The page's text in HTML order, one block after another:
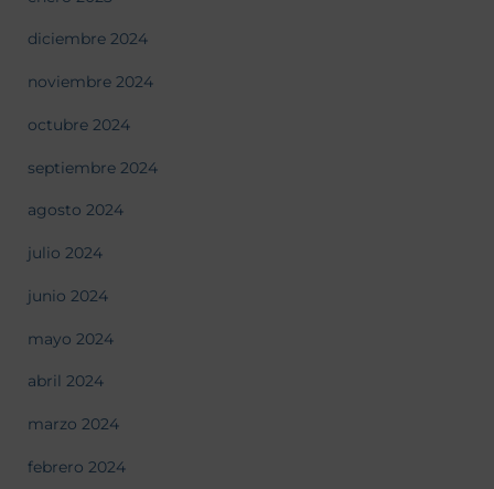
diciembre 2024
noviembre 2024
octubre 2024
septiembre 2024
agosto 2024
julio 2024
junio 2024
mayo 2024
abril 2024
marzo 2024
febrero 2024